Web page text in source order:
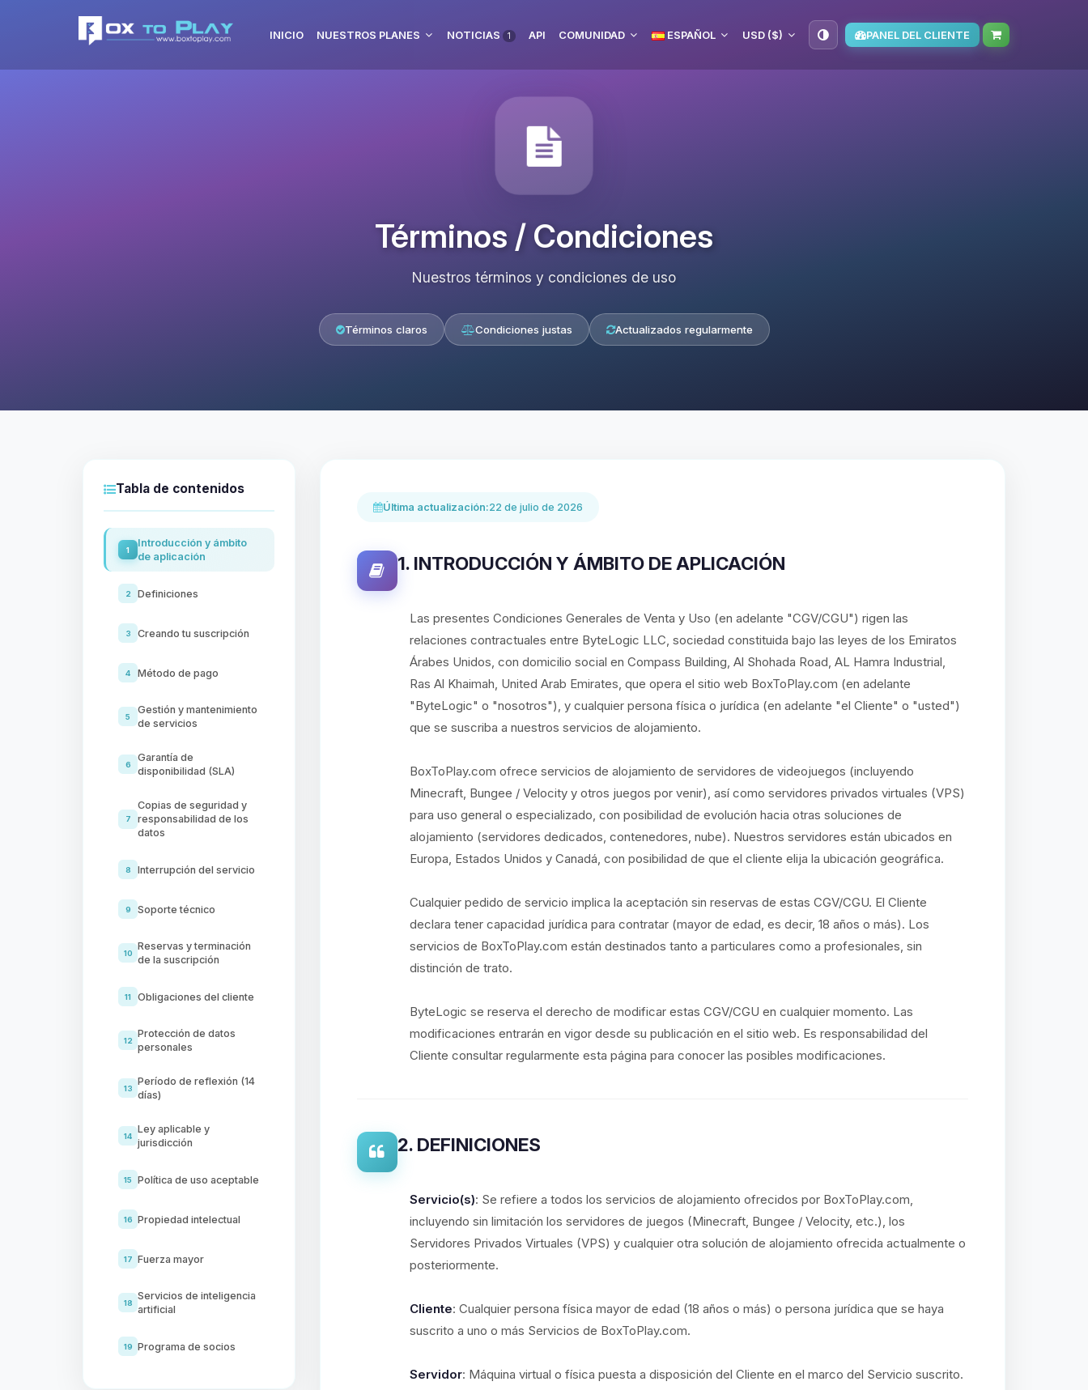
INICIO NUESTROS PLANES NOTICIAS 1 API COMUNIDAD ESPAÑOL USD ($) PANEL DEL CLIENTE
Términos / Condiciones
Nuestros términos y condiciones de uso
Términos claros Condiciones justas Actualizados regularmente
Tabla de contenidos
1
Introducción y ámbito
de aplicación
2 Definiciones
3 Creando tu suscripción
4 Método de pago
5
Gestión y mantenimiento
de servicios
6
Garantía de
disponibilidad (SLA)
7
Copias de seguridad y
responsabilidad de los
datos
8 Interrupción del servicio
9 Soporte técnico
10
Reservas y terminación
de la suscripción
11 Obligaciones del cliente
12
Protección de datos
personales
13
Período de reflexión (14
días)
14
Ley aplicable y
jurisdicción
15 Política de uso aceptable
16 Propiedad intelectual
17 Fuerza mayor
18
Servicios de inteligencia
artificial
19 Programa de socios
Última actualización:22 de julio de 2026
1. INTRODUCCIÓN Y ÁMBITO DE APLICACIÓN
Las presentes Condiciones Generales de Venta y Uso (en adelante "CGV/CGU") rigen las
relaciones contractuales entre ByteLogic LLC, sociedad constituida bajo las leyes de los Emiratos
Árabes Unidos, con domicilio social en Compass Building, Al Shohada Road, AL Hamra Industrial,
Ras Al Khaimah, United Arab Emirates, que opera el sitio web BoxToPlay.com (en adelante
"ByteLogic" o "nosotros"), y cualquier persona física o jurídica (en adelante "el Cliente" o "usted")
que se suscriba a nuestros servicios de alojamiento.
BoxToPlay.com ofrece servicios de alojamiento de servidores de videojuegos (incluyendo
Minecraft, Bungee / Velocity y otros juegos por venir), así como servidores privados virtuales (VPS)
para uso general o especializado, con posibilidad de evolución hacia otras soluciones de
alojamiento (servidores dedicados, contenedores, nube). Nuestros servidores están ubicados en
Europa, Estados Unidos y Canadá, con posibilidad de que el cliente elija la ubicación geográfica.
Cualquier pedido de servicio implica la aceptación sin reservas de estas CGV/CGU. El Cliente
declara tener capacidad jurídica para contratar (mayor de edad, es decir, 18 años o más). Los
servicios de BoxToPlay.com están destinados tanto a particulares como a profesionales, sin
distinción de trato.
ByteLogic se reserva el derecho de modificar estas CGV/CGU en cualquier momento. Las
modificaciones entrarán en vigor desde su publicación en el sitio web. Es responsabilidad del
Cliente consultar regularmente esta página para conocer las posibles modificaciones.
2. DEFINICIONES
Servicio(s): Se refiere a todos los servicios de alojamiento ofrecidos por BoxToPlay.com,
incluyendo sin limitación los servidores de juegos (Minecraft, Bungee / Velocity, etc.), los
Servidores Privados Virtuales (VPS) y cualquier otra solución de alojamiento ofrecida actualmente o
posteriormente.
Cliente: Cualquier persona física mayor de edad (18 años o más) o persona jurídica que se haya
suscrito a uno o más Servicios de BoxToPlay.com.
Servidor: Máquina virtual o física puesta a disposición del Cliente en el marco del Servicio suscrito.